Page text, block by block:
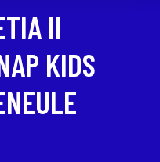
II
KIDS